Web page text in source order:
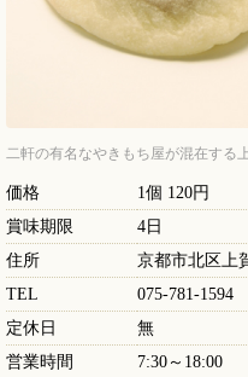
二軒の有名なやきもち屋が混在する
価格
1個 120円
賞味期限
4日
住所
京都市北区上
TEL
075-781-1594
定休日
無
営業時間
7:30～18:00